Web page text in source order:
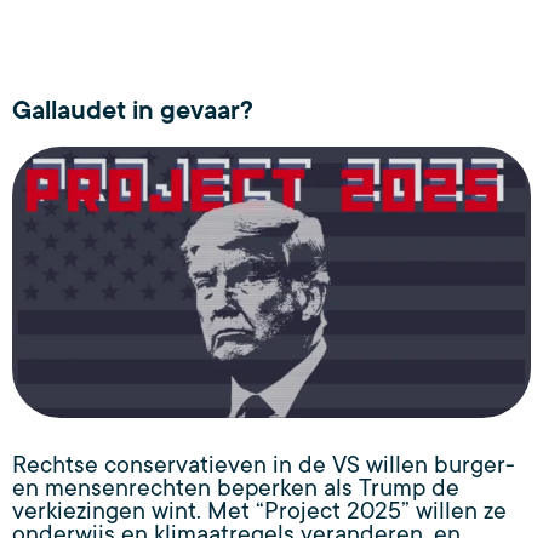
Gallaudet in gevaar?
Rechtse conservatieven in de VS willen burger-
en mensenrechten beperken als Trump de
verkiezingen wint. Met “Project 2025” willen ze